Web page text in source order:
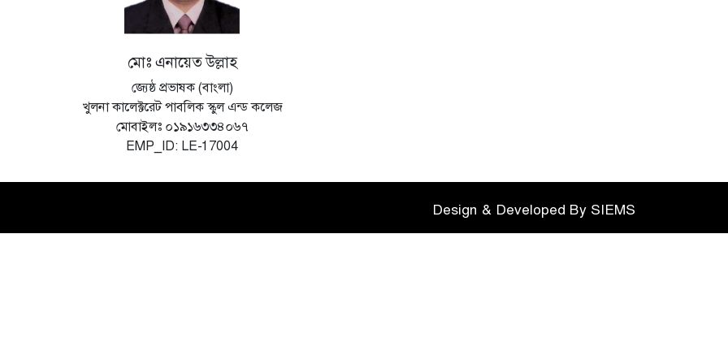
মোঃ এনায়েত উল্লাহ
জ্যেষ্ঠ প্রভাষক (বাংলা)
খুলনা কালেক্টরেট পাবলিক স্কুল এন্ড কলেজ
মোবাইলঃ ০১৯১৬৩৩৪০৬৭
EMP_ID: LE-17004
Design & Developed By SIEMS